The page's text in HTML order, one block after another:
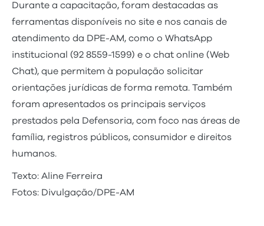
Durante a capacitação, foram destacadas as
ferramentas disponíveis no site e nos canais de
atendimento da DPE-AM, como o WhatsApp
institucional (92 8559-1599) e o chat online (Web
Chat), que permitem à população solicitar
orientações jurídicas de forma remota. Também
foram apresentados os principais serviços
prestados pela Defensoria, com foco nas áreas de
família, registros públicos, consumidor e direitos
humanos.
Texto: Aline Ferreira
Fotos: Divulgação/DPE-AM